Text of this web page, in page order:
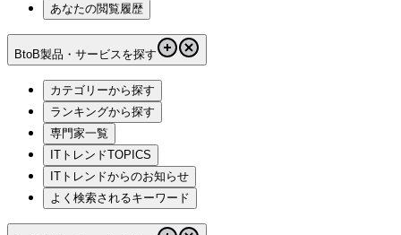
あなたの閲覧履歴
BtoB製品・サービスを探す
カテゴリーから探す
ランキングから探す
専門家一覧
ITトレンドTOPICS
ITトレンドからのお知らせ
よく検索されるキーワード